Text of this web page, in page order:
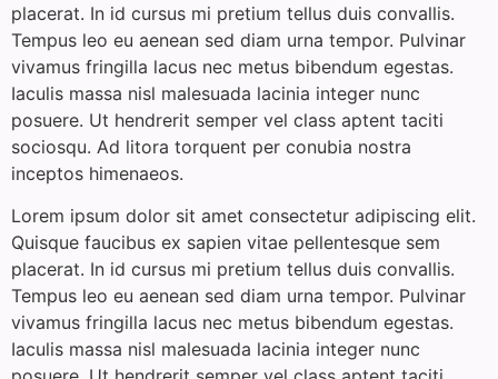
placerat. In id cursus mi pretium tellus duis convallis.
Tempus leo eu aenean sed diam urna tempor. Pulvinar
vivamus fringilla lacus nec metus bibendum egestas.
Iaculis massa nisl malesuada lacinia integer nunc
posuere. Ut hendrerit semper vel class aptent taciti
sociosqu. Ad litora torquent per conubia nostra
inceptos himenaeos.
Lorem ipsum dolor sit amet consectetur adipiscing elit.
Quisque faucibus ex sapien vitae pellentesque sem
placerat. In id cursus mi pretium tellus duis convallis.
Tempus leo eu aenean sed diam urna tempor. Pulvinar
vivamus fringilla lacus nec metus bibendum egestas.
Iaculis massa nisl malesuada lacinia integer nunc